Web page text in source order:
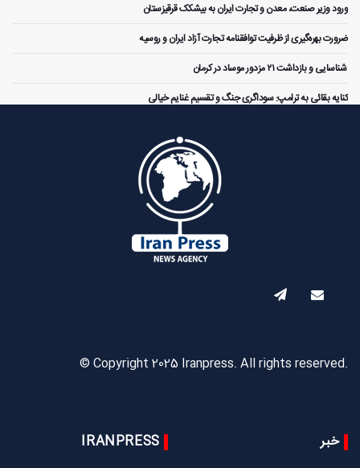
ورود وزیر صنعت، معدن و تجارت ایران به بیشکک قرقیزستان
ضرورت بهره‌گیری از ظرفیت توافقنامه تجارت آزاد ایران و روسیه
️ شناسایی و بازداشت ۲۱ مزدور موساد در کرمان
کنایه بقائی به ترامپ: سوداگری جنگ و تقسیم غنایم خیالی
© Copyright 2025 Iranpress. All rights reserved.
خبر IRANPRESS